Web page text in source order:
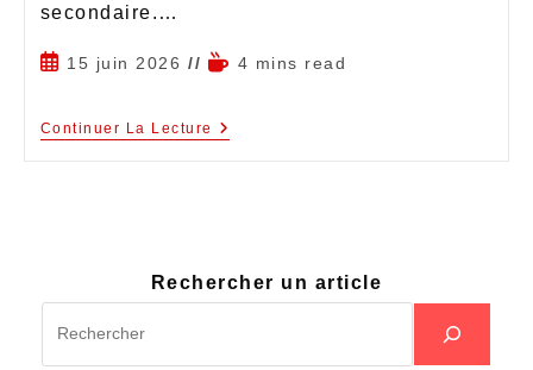
secondaire.…
15 juin 2026 4 mins read
Continuer La Lecture
Rechercher un article